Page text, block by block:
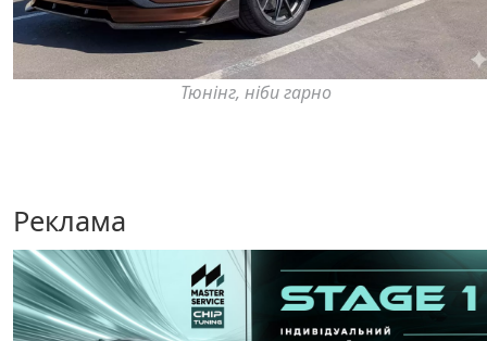
Тюнінг, ніби гарно
Реклама